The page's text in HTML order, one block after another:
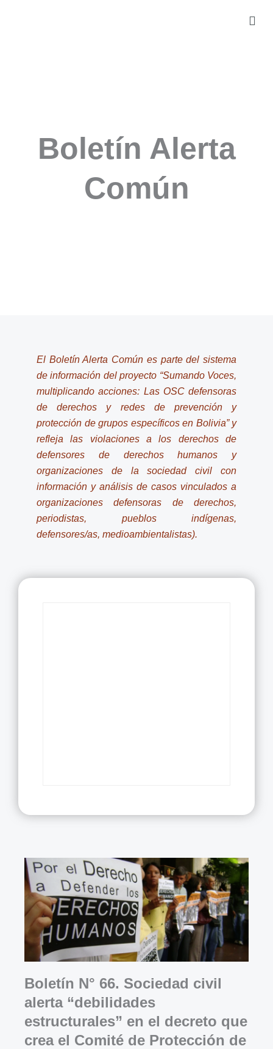
Boletín Alerta
Común
El Boletín Alerta Común es parte del sistema
de información del proyecto “Sumando Voces,
multiplicando acciones: Las OSC defensoras
de derechos y redes de prevención y
protección de grupos específicos en Bolivia” y
refleja las violaciones a los derechos de
defensores de derechos humanos y
organizaciones de la sociedad civil con
información y análisis de casos vinculados a
organizaciones defensoras de derechos,
periodistas, pueblos indígenas,
defensores/as, medioambientalistas).
Boletín N° 66. Sociedad civil
alerta “debilidades
estructurales” en el decreto que
crea el Comité de Protección de